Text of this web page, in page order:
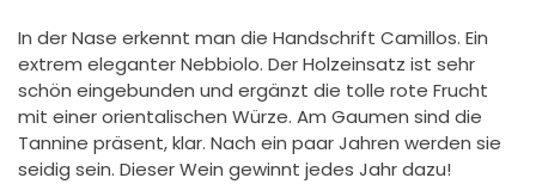
In der Nase erkennt man die Handschrift Camillos. Ein
extrem eleganter Nebbiolo. Der Holzeinsatz ist sehr
schön eingebunden und ergänzt die tolle rote Frucht
mit einer orientalischen Würze. Am Gaumen sind die
Tannine präsent, klar. Nach ein paar Jahren werden sie
seidig sein. Dieser Wein gewinnt jedes Jahr dazu!